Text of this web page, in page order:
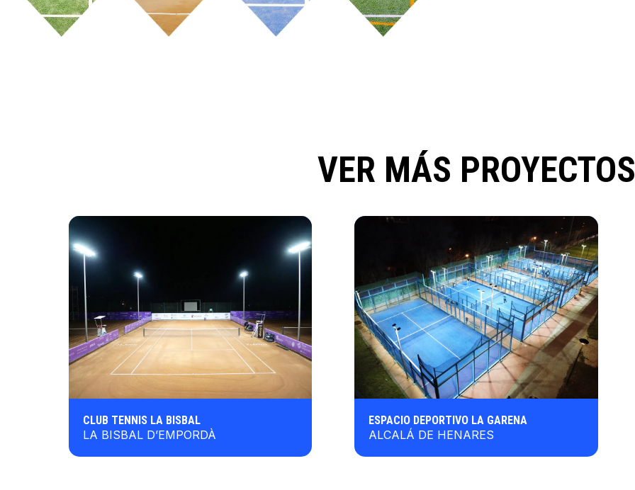
VER MÁS PROYECTOS
CLUB TENNIS LA BISBAL
LA BISBAL D’EMPORDÀ
ESPACIO DEPORTIVO LA GARENA
ALCALÁ DE HENARES